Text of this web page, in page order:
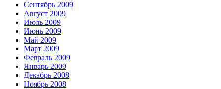
Сентябрь 2009
Август 2009
Июль 2009
Июнь 2009
Май 2009
Март 2009
Февраль 2009
Январь 2009
Декабрь 2008
Ноябрь 2008